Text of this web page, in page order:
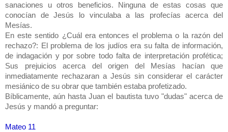
sanaciones u otros beneficios. Ninguna de estas cosas que
conocían de Jesús lo vinculaba a las profecías acerca del
Mesías.
En este sentido ¿Cuál era entonces el problema o la razón del
rechazo?: El problema de los judíos era su falta de información,
de indagación y por sobre todo falta de interpretación profética;
Sus prejuicios acerca del origen del Mesías hacían que
inmediatamente rechazaran a Jesús sin considerar el carácter
mesiánico de su obrar que también estaba profetizado.
Bíblicamente, aún hasta Juan el bautista tuvo "dudas" acerca de
Jesús y mandó a preguntar:
Mateo 11